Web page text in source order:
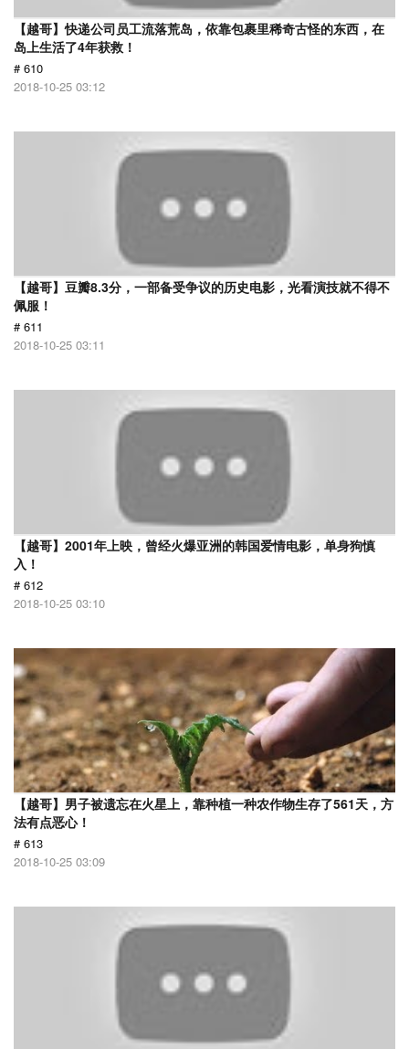
【越哥】快递公司员工流落荒岛，依靠包裹里稀奇古怪的东西，在
岛上生活了4年获救！
# 610
2018-10-25 03:12
【越哥】豆瓣8.3分，一部备受争议的历史电影，光看演技就不得不
佩服！
# 611
2018-10-25 03:11
【越哥】2001年上映，曾经火爆亚洲的韩国爱情电影，单身狗慎
入！
# 612
2018-10-25 03:10
【越哥】男子被遗忘在火星上，靠种植一种农作物生存了561天，方
法有点恶心！
# 613
2018-10-25 03:09